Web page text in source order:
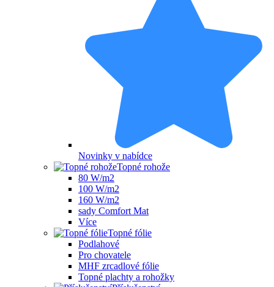
Novinky v nabídce
Topné rohože
80 W/m2
100 W/m2
160 W/m2
sady Comfort Mat
Více
Topné fólie
Podlahové
Pro chovatele
MHF zrcadlové fólie
Topné plachty a rohožky